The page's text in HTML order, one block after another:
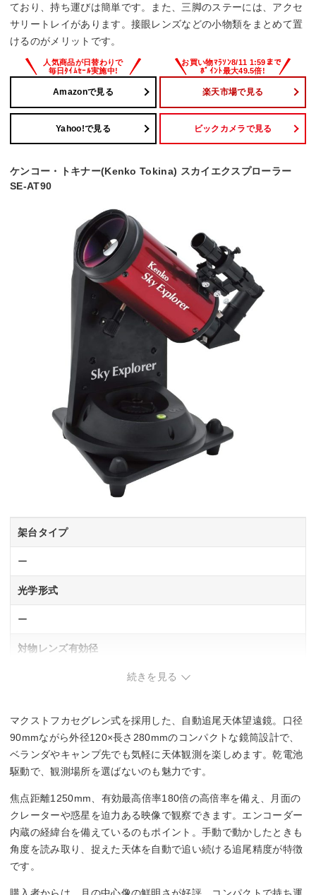
ており、持ち運びは簡単です。また、三脚のステーには、アクセ
サリートレイがあります。接眼レンズなどの小物類をまとめて置
けるのがメリットです。
Amazonで見る 楽天市場で見る
Yahoo!で見る ビックカメラで見る
ケンコー・トキナー(Kenko Tokina) スカイエクスプローラー
SE-AT90
架台タイプ
ー
光学形式
ー
対物レンズ有効径
1250mm
長さx外径
280x120mm
重量
鏡筒：1.4kg
架台：4kg
続きを見る
マクストフカセグレン式を採用した、自動追尾天体望遠鏡。口径
90mmながら外径120×長さ280mmのコンパクトな鏡筒設計で、
ベランダやキャンプ先でも気軽に天体観測を楽しめます。乾電池
駆動で、観測場所を選ばないのも魅力です。
焦点距離1250mm、有効最高倍率180倍の高倍率を備え、月面の
クレーターや惑星を迫力ある映像で観察できます。エンコーダー
内蔵の経緯台を備えているのもポイント。手動で動かしたときも
角度を読み取り、捉えた天体を自動で追い続ける追尾精度が特徴
です。